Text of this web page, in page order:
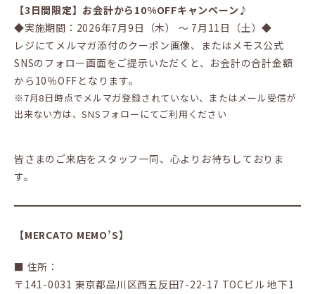
【3日間限定】お会計から10%OFFキャンペーン♪
◆実施期間：2026年7月9日（木） 〜 7月11日（土）◆
レジにてメルマガ添付のクーポン画像、またはメモス公式
SNSのフォロー画面をご提示いただくと、お会計の合計金額
から10％OFFとなります。
※7月8日時点でメルマガ登録されていない、またはメール受信が
出来ない方は、SNSフォローにてご利用ください
皆さまのご来店をスタッフ一同、心よりお待ちしておりま
す。
【MERCATO MEMO’S】
■ 住所：
〒141-0031 東京都品川区西五反田7-22-17 TOCビル 地下1